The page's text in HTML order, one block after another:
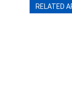
RELATED